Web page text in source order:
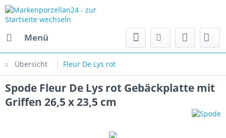
Menü
Übersicht Fleur De Lys rot
Spode Fleur De Lys rot Gebäckplatte mit
Griffen 26,5 x 23,5 cm